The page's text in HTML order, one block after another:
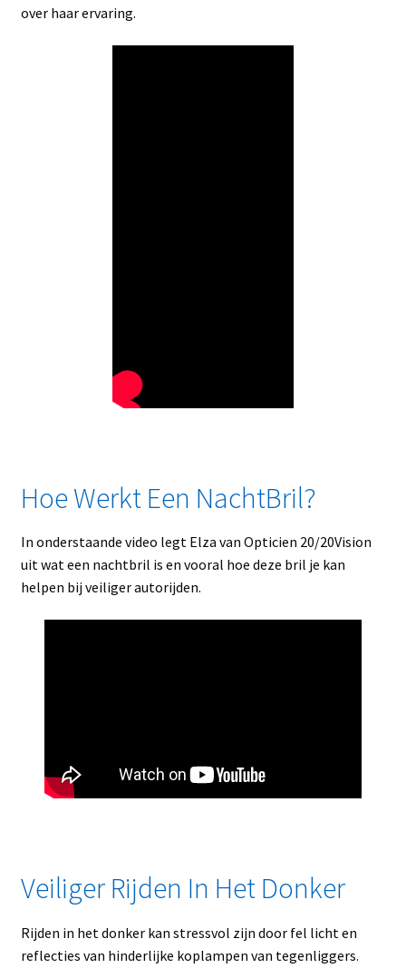
over haar ervaring.
Hoe Werkt Een NachtBril?
In onderstaande video legt Elza van Opticien 20/20Vision
uit wat een nachtbril is en vooral hoe deze bril je kan
helpen bij veiliger autorijden.
Veiliger Rijden In Het Donker
Rijden in het donker kan stressvol zijn door fel licht en
reflecties van hinderlijke koplampen van tegenliggers.